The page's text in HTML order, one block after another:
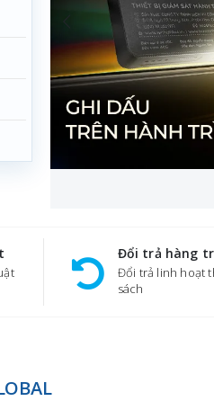
Ưu đãi
1.840.000
Đổi trả hàng
Đổi trả linh hoạt
sách